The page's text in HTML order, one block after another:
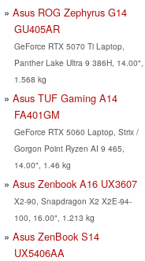
Asus ROG Zephyrus G14
GU405AR
GeForce RTX 5070 Ti Laptop,
Panther Lake Ultra 9 386H, 14.00",
1.568 kg
Asus TUF Gaming A14
FA401GM
GeForce RTX 5060 Laptop, Strix /
Gorgon Point Ryzen AI 9 465,
14.00", 1.46 kg
Asus Zenbook A16 UX3607
X2-90, Snapdragon X2 X2E-94-
100, 16.00", 1.213 kg
Asus ZenBook S14
UX5406AA